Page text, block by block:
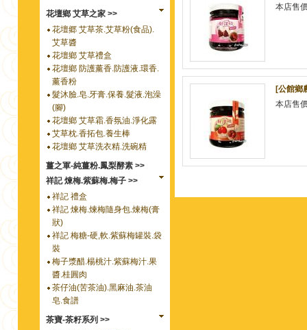
花壇鄉 艾草之家 >>
花壇郷 艾草茶.艾草粉(食品).
艾草醬
花壇鄉 艾草禮盒
花壇鄉 防護薰香.防護液.環香.
薰香粉
髮沐臉.皂.牙膏.保養.髮液.泡澡
(腳)
花壇鄉 艾草霜.香氛油.淨化露
艾草枕.香拓包.養生棒
花壇鄉 艾草洗衣精.洗碗精
薑之軍-純薑粉.鳳梨酵素 >>
祥記 煉梅.紫蘇梅.梅子 >>
祥記 禮盒
祥記 煉梅.煉梅隨身包.煉梅(膏
狀)
祥記 梅糖-硬,軟.紫蘇梅罐裝.袋
裝
梅子漿醋.楊桃汁.紫蘇梅汁.果
醬.桂圓肉
茶仔油(苦茶油).黑麻油.茶油
皂.食譜
茶寶-茶籽系列 >>
本店售
[公館鄉
本店售